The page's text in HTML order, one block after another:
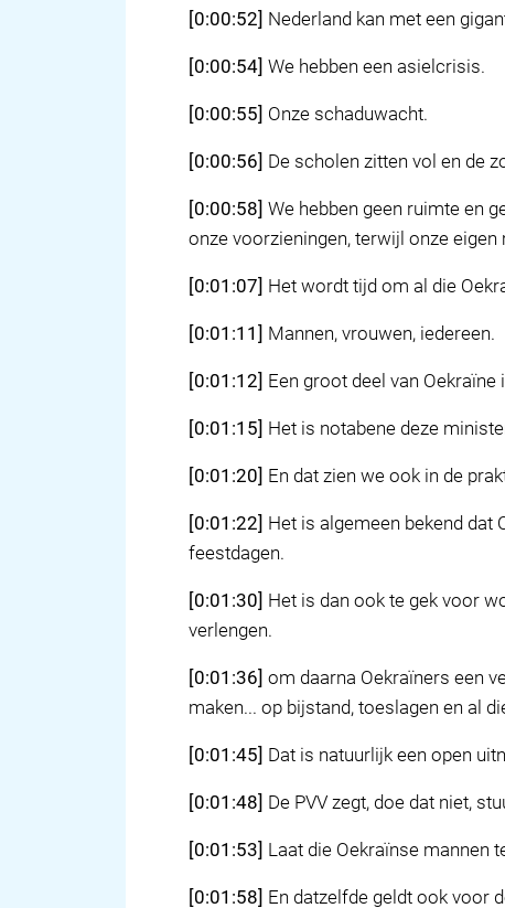
[0:00:52] Nederland kan met een
[0:00:54] We hebben een asielcrisis.
[0:00:55] Onze schaduwacht.
[0:00:56] De scholen zitten vol en de
[0:00:58] We hebben geen ruimte en
onze voorzieningen, terwijl onze
[0:01:07] Het wordt tijd om al die
[0:01:11] Mannen, vrouwen, iedereen.
[0:01:12] Een groot deel van
[0:01:15] Het is notabene deze
[0:01:20] En dat zien we ook in de
[0:01:22] Het is algemeen bekend dat
feestdagen.
[0:01:30] Het is dan ook te gek voor
verlengen.
[0:01:36] om daarna Oekraïners een
maken... op bijstand, toeslagen en al
[0:01:45] Dat is natuurlijk een open
[0:01:48] De PVV zegt, doe dat niet,
[0:01:53] Laat die Oekraïnse mannen
[0:01:58] En datzelfde geldt ook voor